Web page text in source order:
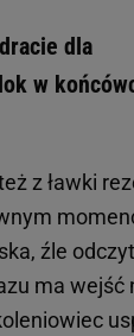
dla
w
z ławki
źle
ma wejść